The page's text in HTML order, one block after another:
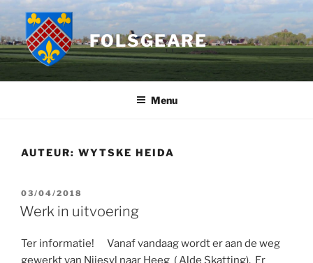
naar
de
inhoud
FOLSGEARE
Menu
AUTEUR: WYTSKE HEIDA
GEPLAATST
OP
03/04/2018
Werk in uitvoering
Ter informatie! Vanaf vandaag wordt er aan de weg
gewerkt van Nijesyl naar Heeg ( Alde Skatting). Er